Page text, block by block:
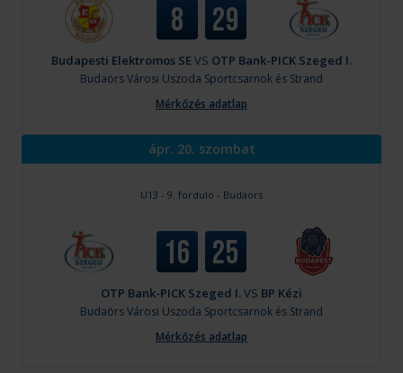
8 29
Budapesti Elektromos SE VS OTP Bank-PICK Szeged I.
BudaörsVárosi Uszoda Sportcsarnok és Strand
Mérkőzés adatlap
ápr. 20. szombat
U13 - 9. forduló - Budaörs
16 25
OTP Bank-PICK Szeged I.VS BP Kézi
BudaörsVárosi Uszoda Sportcsarnok és Strand
Mérkőzés adatlap